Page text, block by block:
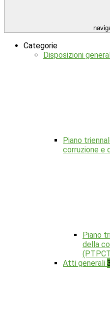
Categorie
Disposizioni
Piano
corruzione e
Piano
della
Atti generali